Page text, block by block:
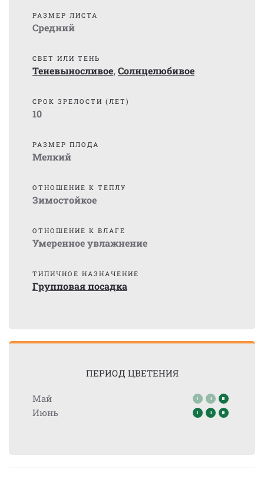
РАЗМЕР ЛИСТА
Средний
СВЕТ ИЛИ ТЕНЬ
Теневыносливое, Солнцелюбивое
СРОК ЗРЕЛОСТИ (ЛЕТ)
10
РАЗМЕР ПЛОДА
Мелкий
ОТНОШЕНИЕ К ТЕПЛУ
Зимостойкое
ОТНОШЕНИЕ К ВЛАГЕ
Умеренное увлажнение
ТИПИЧНОЕ НАЗНАЧЕНИЕ
Групповая посадка
ПЕРИОД ЦВЕТЕНИЯ
Май
Июнь